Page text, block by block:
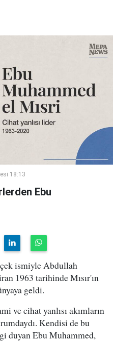
18:13
Ebu
ismiyle Abdullah
1963 tarihinde Mısır'ın
geldi.
ve cihat yanlısı akımların
Kendisi de bu
duyan Ebu Muhammed,